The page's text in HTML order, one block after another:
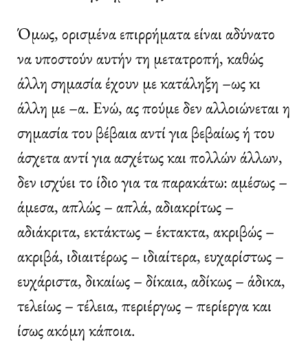
Όμως, ορισμένα επιρρήματα είναι αδύνατο
να υποστούν αυτήν τη μετατροπή, καθώς
άλλη σημασία έχουν με κατάληξη –ως κι
άλλη με –α. Ενώ, ας πούμε δεν αλλοιώνεται η
σημασία του βέβαια αντί για βεβαίως ή του
άσχετα αντί για ασχέτως και πολλών άλλων,
δεν ισχύει το ίδιο για τα παρακάτω: αμέσως –
άμεσα, απλώς – απλά, αδιακρίτως –
αδιάκριτα, εκτάκτως – έκτακτα, ακριβώς –
ακριβά, ιδιαιτέρως – ιδιαίτερα, ευχαρίστως –
ευχάριστα, δικαίως – δίκαια, αδίκως – άδικα,
τελείως – τέλεια, περιέργως – περίεργα και
ίσως ακόμη κάποια.